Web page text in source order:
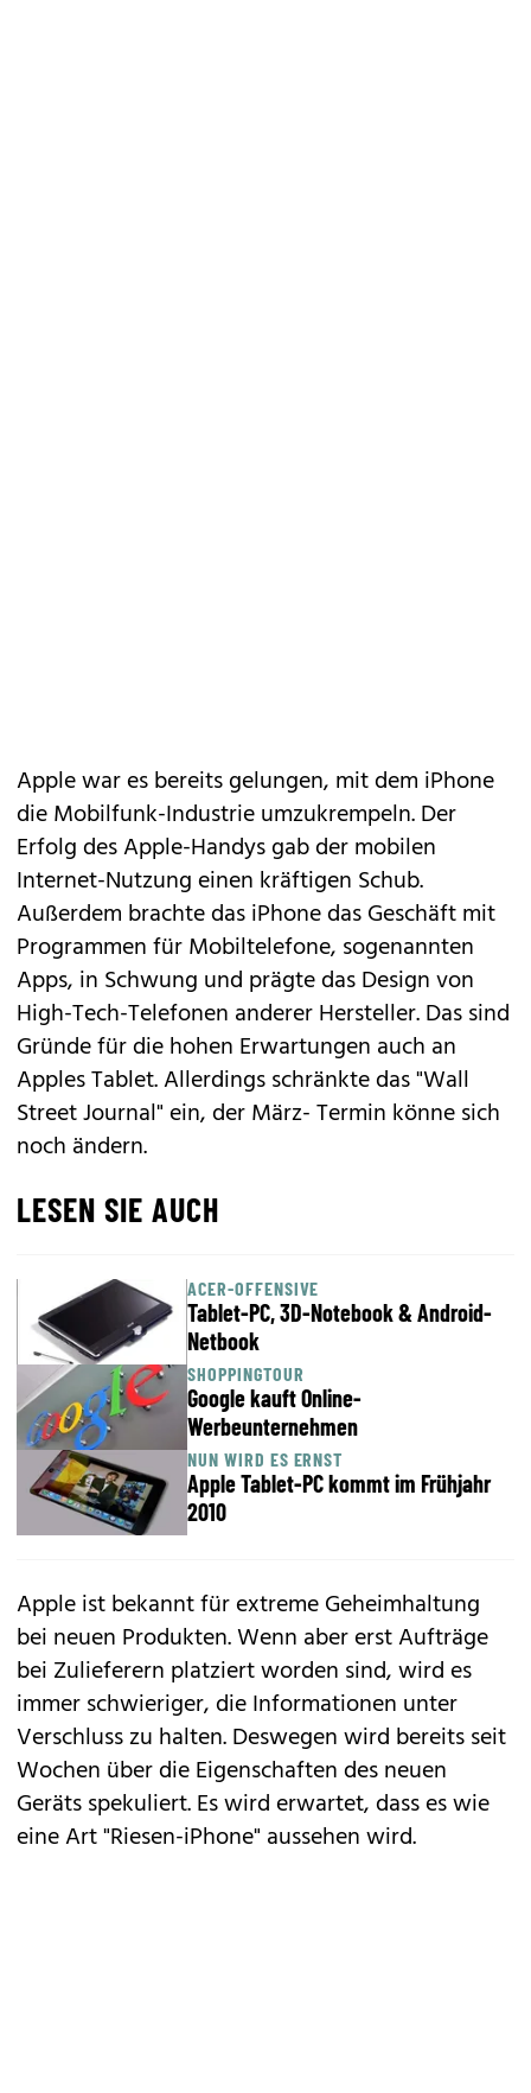
Apple war es bereits gelungen, mit dem iPhone
die Mobilfunk-Industrie umzukrempeln. Der
Erfolg des Apple-Handys gab der mobilen
Internet-Nutzung einen kräftigen Schub.
Außerdem brachte das iPhone das Geschäft mit
Programmen für Mobiltelefone, sogenannten
Apps, in Schwung und prägte das Design von
High-Tech-Telefonen anderer Hersteller. Das sind
Gründe für die hohen Erwartungen auch an
Apples Tablet. Allerdings schränkte das "Wall
Street Journal" ein, der März- Termin könne sich
noch ändern.
LESEN SIE AUCH
ACER-OFFENSIVE
Tablet-PC, 3D-Notebook & Android-
Netbook
SHOPPINGTOUR
Google kauft Online-
Werbeunternehmen
NUN WIRD ES ERNST
Apple Tablet-PC kommt im Frühjahr
2010
Apple ist bekannt für extreme Geheimhaltung
bei neuen Produkten. Wenn aber erst Aufträge
bei Zulieferern platziert worden sind, wird es
immer schwieriger, die Informationen unter
Verschluss zu halten. Deswegen wird bereits seit
Wochen über die Eigenschaften des neuen
Geräts spekuliert. Es wird erwartet, dass es wie
eine Art "Riesen-iPhone" aussehen wird.